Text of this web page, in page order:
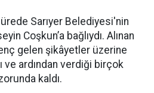
Sarıyer Belediyesi'nin
Coşkun’a bağlıydı. Alınan
gelen şikâyetler üzerine
ve ardından verdiği birçok
kaldı.